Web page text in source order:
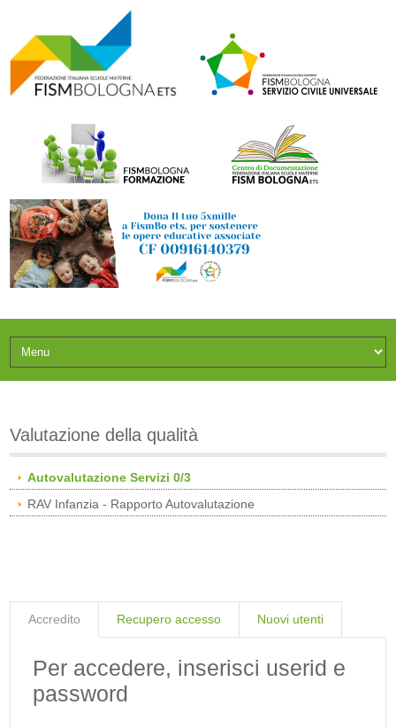
Valutazione della qualità
Autovalutazione Servizi 0/3
RAV Infanzia - Rapporto Autovalutazione
Accredito Recupero accesso Nuovi utenti
Per accedere, inserisci userid e
password